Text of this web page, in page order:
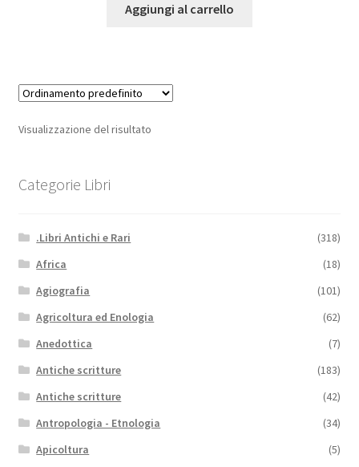
Aggiungi al carrello
Visualizzazione del risultato
Categorie Libri
.Libri Antichi e Rari
(318)
Africa
(18)
Agiografia
(101)
Agricoltura ed Enologia
(62)
Anedottica
(7)
Antiche scritture
(183)
Antiche scritture
(42)
Antropologia - Etnologia
(34)
Apicoltura
(5)